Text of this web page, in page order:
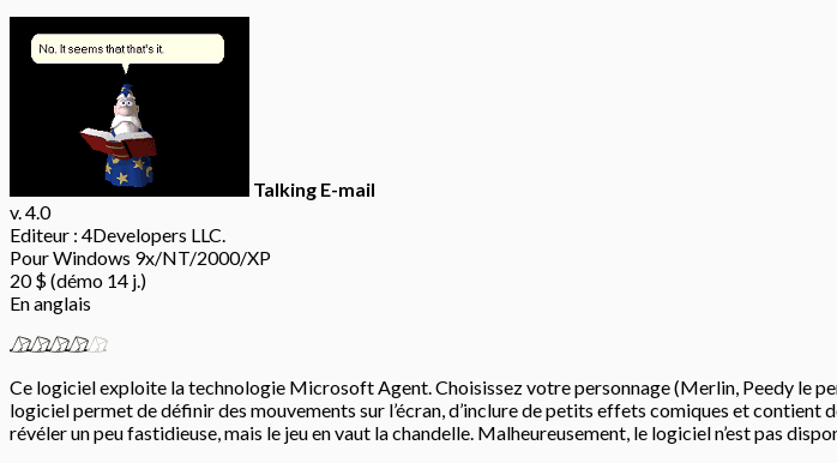
Talking E-mail
v. 4.0
Editeur : 4Developers LLC.
Pour Windows 9x/NT/2000/XP
20 $ (démo 14 j.)
En anglais
Ce logiciel exploite la technologie Microsoft Agent. Choisissez votre personnage (Merlin, Peedy le
logiciel permet de définir des mouvements sur l’écran, d’inclure de petits effets comiques et contient
révéler un peu fastidieuse, mais le jeu en vaut la chandelle. Malheureusement, le logiciel n’est pas